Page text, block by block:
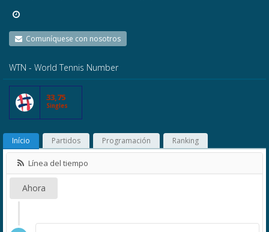
Comuníquese con nosotros
WTN - World Tennis Number
33,75
Singles
Início Partidos Programación Ranking
Línea del tiempo
Ahora